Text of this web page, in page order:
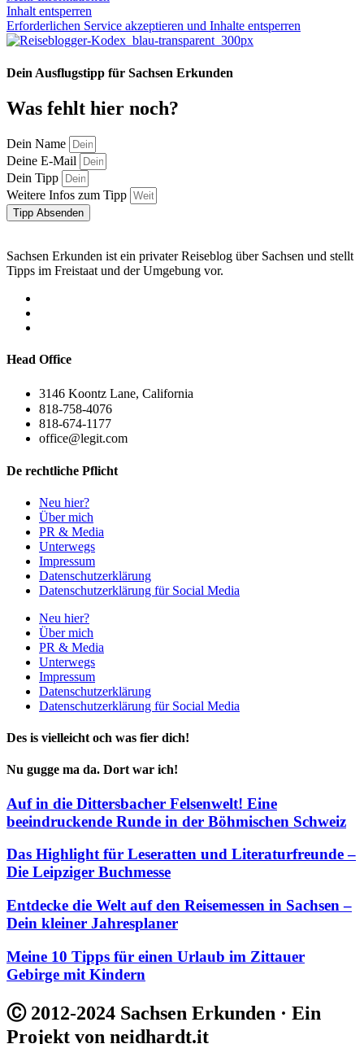
Inhalt entsperren
Erforderlichen Service akzeptieren und Inhalte entsperren
Dein Ausflugstipp für Sachsen Erkunden
Was fehlt hier noch?
Dein Name
Deine E-Mail
Dein Tipp
Weitere Infos zum Tipp
Tipp Absenden
Sachsen Erkunden ist ein privater Reiseblog über Sachsen und stellt
Tipps im Freistaat und der Umgebung vor.
Head Office
3146 Koontz Lane, California
818-758-4076
818-674-1177
office@legit.com
De rechtliche Pflicht
Neu hier?
Über mich
PR & Media
Unterwegs
Impressum
Datenschutzerklärung
Datenschutzerklärung für Social Media
Neu hier?
Über mich
PR & Media
Unterwegs
Impressum
Datenschutzerklärung
Datenschutzerklärung für Social Media
Des is vielleicht och was fier dich!
Nu gugge ma da. Dort war ich!
Auf in die Dittersbacher Felsenwelt! Eine
beeindruckende Runde in der Böhmischen Schweiz
Das Highlight für Leseratten und Literaturfreunde –
Die Leipziger Buchmesse
Entdecke die Welt auf den Reisemessen in Sachsen –
Dein kleiner Jahresplaner
Meine 10 Tipps für einen Urlaub im Zittauer
Gebirge mit Kindern
Ⓒ 2012-2024 Sachsen Erkunden · Ein
Projekt von neidhardt.it